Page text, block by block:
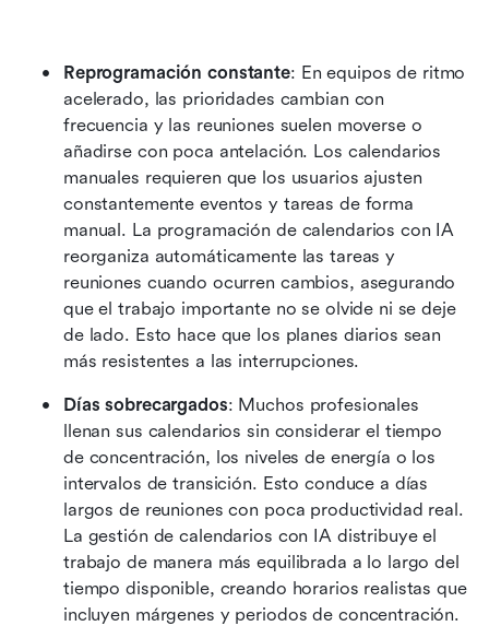
Reprogramación constante: En equipos de ritmo
acelerado, las prioridades cambian con
frecuencia y las reuniones suelen moverse o
añadirse con poca antelación. Los calendarios
manuales requieren que los usuarios ajusten
constantemente eventos y tareas de forma
manual. La programación de calendarios con IA
reorganiza automáticamente las tareas y
reuniones cuando ocurren cambios, asegurando
que el trabajo importante no se olvide ni se deje
de lado. Esto hace que los planes diarios sean
más resistentes a las interrupciones.
Días sobrecargados: Muchos profesionales
llenan sus calendarios sin considerar el tiempo
de concentración, los niveles de energía o los
intervalos de transición. Esto conduce a días
largos de reuniones con poca productividad real.
La gestión de calendarios con IA distribuye el
trabajo de manera más equilibrada a lo largo del
tiempo disponible, creando horarios realistas que
incluyen márgenes y periodos de concentración.